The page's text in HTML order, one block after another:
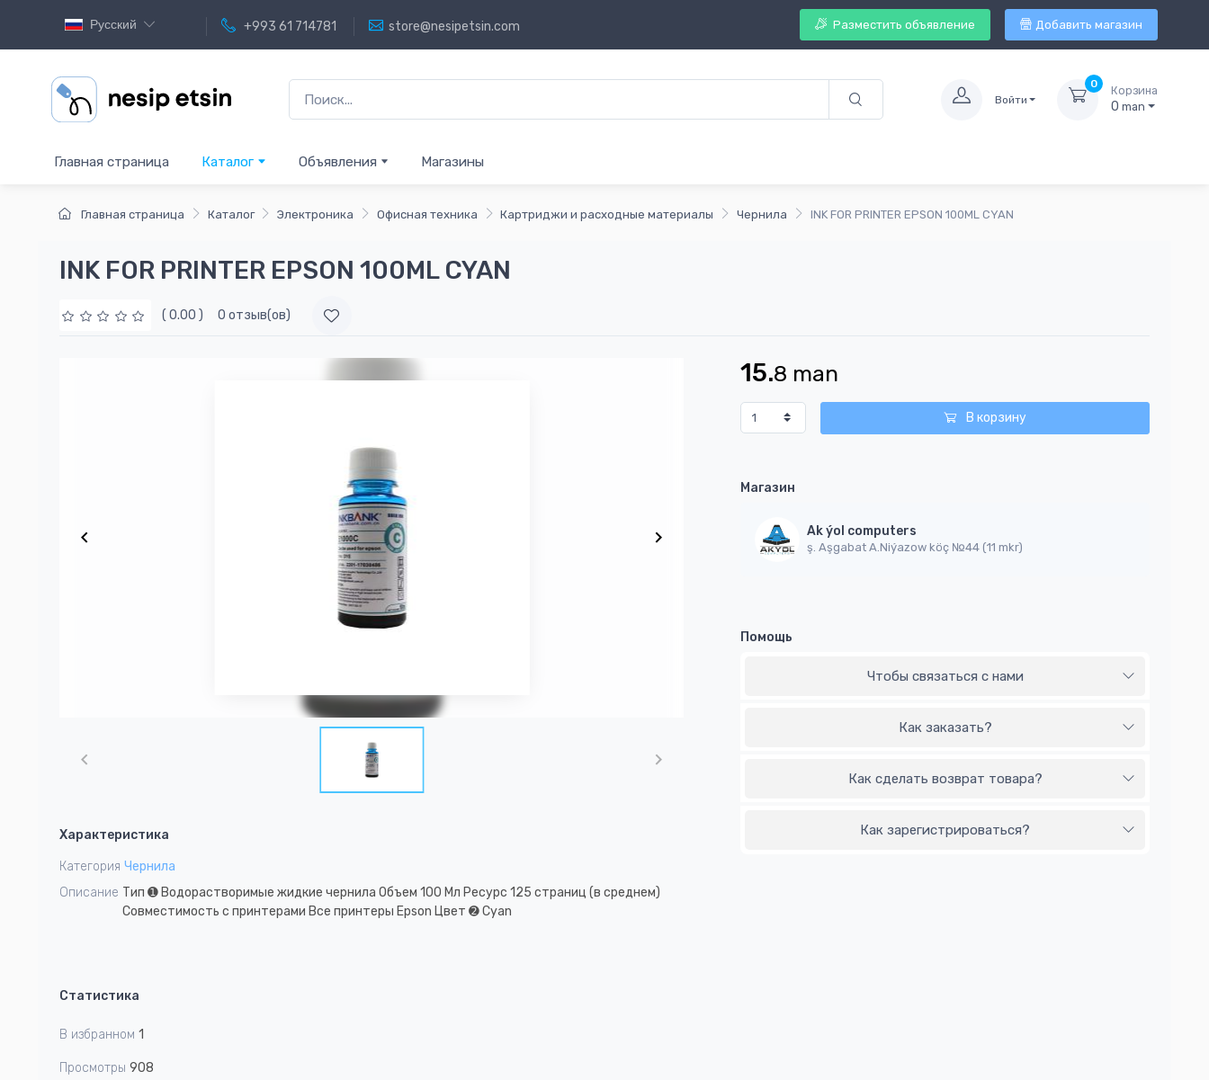
Русский +993 61 714781 store@nesipetsin.com Разместить объявление Добавить магазин
Войти
0
Корзина
0 man
Главная страница Каталог Объявления Магазины
Главная страница Каталог Электроника Офисная техника Картриджи и расходные материалы Чернила INK FOR PRINTER EPSON 100ML CYAN
INK FOR PRINTER EPSON 100ML CYAN
( 0.00 ) 0 отзыв(ов)
1
Характеристика
Категория Чернила
Описание Тип ➊ Водорастворимые жидкие чернила Объем 100 Мл Ресурс 125 страниц (в среднем)
Совместимость с принтерами Все принтеры Epson Цвет ➋ Cyan
Статистика
В избранном 1
Просмотры 908
15.8 man
В корзину
Магазин
Ak ýol computers
ş. Aşgabat A.Niýazow köç №44 (11 mkr)
Помощь
Чтобы связаться с нами
Как заказать?
Как сделать возврат товара?
Как зарегистрироваться?